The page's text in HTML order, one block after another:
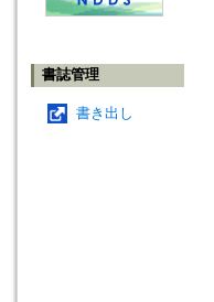
書誌管理
書き出し